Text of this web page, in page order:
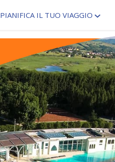
PIANIFICA IL TUO VIAGGIO